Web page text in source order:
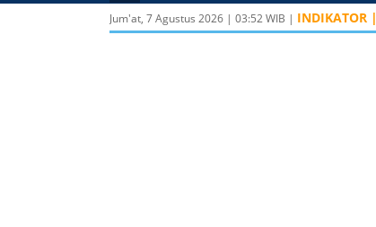
Jum'at, 7 Agustus 2026 | 03:53WIB | INDIKATOR |